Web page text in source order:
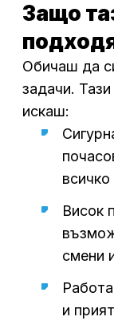
Защо
Обичаш да
задачи.
искаш:
всичко
Висок
смени
и